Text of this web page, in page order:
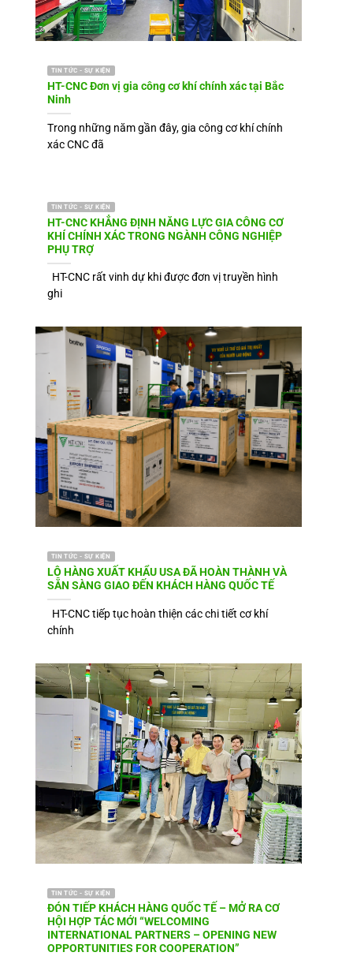
TIN TỨC - SỰ KIỆN
HT-CNC Đơn vị gia công cơ khí chính xác tại Bắc
Ninh
Trong những năm gần đây, gia công cơ khí chính
xác CNC đã
TIN TỨC - SỰ KIỆN
HT-CNC KHẲNG ĐỊNH NĂNG LỰC GIA CÔNG CƠ
KHÍ CHÍNH XÁC TRONG NGÀNH CÔNG NGHIỆP
PHỤ TRỢ
HT-CNC rất vinh dự khi được đơn vị truyền hình
ghi
TIN TỨC - SỰ KIỆN
LÔ HÀNG XUẤT KHẨU USA ĐÃ HOÀN THÀNH VÀ
SẴN SÀNG GIAO ĐẾN KHÁCH HÀNG QUỐC TẾ
HT-CNC tiếp tục hoàn thiện các chi tiết cơ khí
chính
TIN TỨC - SỰ KIỆN
ĐÓN TIẾP KHÁCH HÀNG QUỐC TẾ – MỞ RA CƠ
HỘI HỢP TÁC MỚI “WELCOMING
INTERNATIONAL PARTNERS – OPENING NEW
OPPORTUNITIES FOR COOPERATION”